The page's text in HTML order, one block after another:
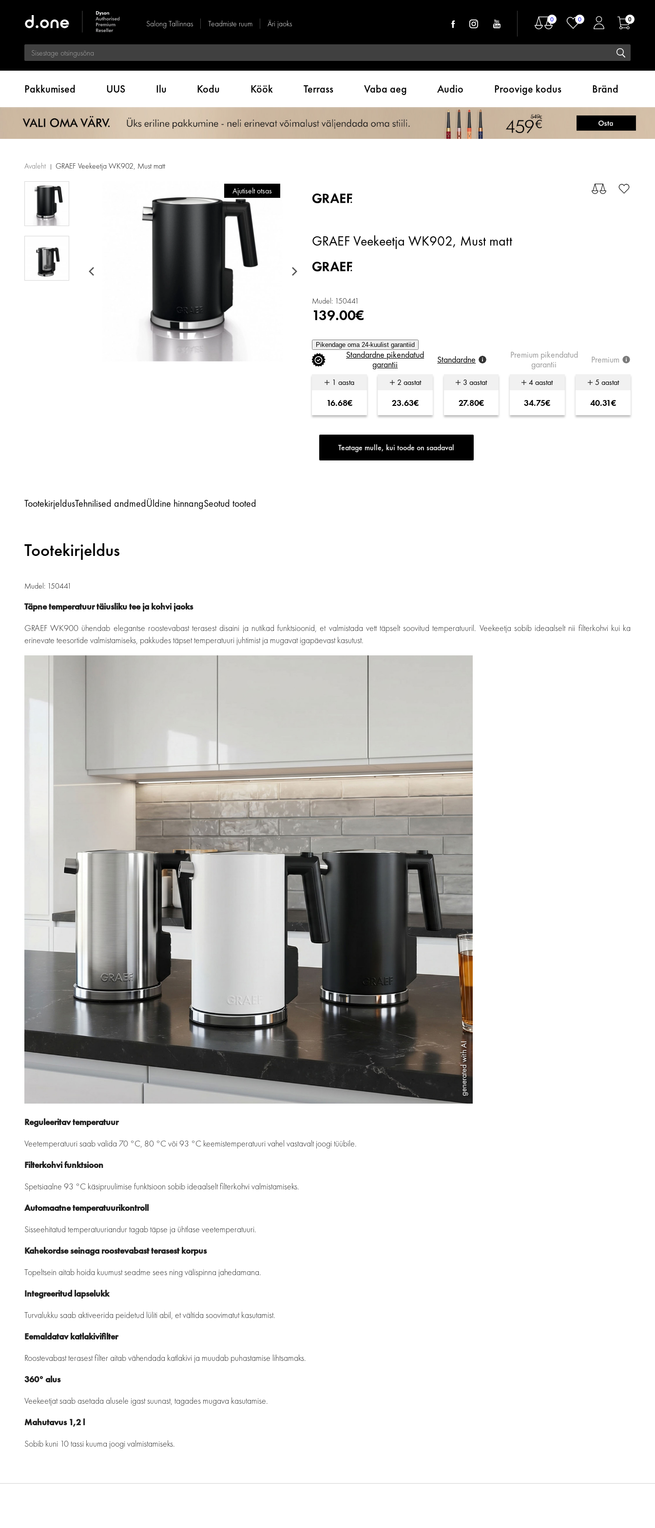
Salong Tallinnas Teadmiste ruum Äri jaoks 0 0 0
Pakkumised UUS Ilu Kodu Köök Terrass Vaba aeg Audio Proovige kodus Bränd
Avaleht GRAEF Veekeetja WK902, Must matt
Ajutiselt otsas
GRAEF Veekeetja WK902, Must matt
Mudel: 150441
139.00€
Pikendage oma 24-kuulist garantiid
Standardne pikendatud
garantii
Standardne Premium pikendatud
garantii
Premium
1 aasta
16.68€
2 aastat
23.63€
3 aastat
27.80€
4 aastat
34.75€
5 aastat
40.31€
Teatage mulle, kui toode on saadaval
TootekirjeldusTehnilised andmedÜldine hinnangSeotud tooted
Tootekirjeldus
Mudel: 150441
Täpne temperatuur täiusliku tee ja kohvi jaoks
GRAEF WK900 ühendab elegantse roostevabast terasest disaini ja nutikad funktsioonid, et valmistada vett täpselt soovitud temperatuuril. Veekeetja sobib ideaalselt nii filterkohvi kui ka
erinevate teesortide valmistamiseks, pakkudes täpset temperatuuri juhtimist ja mugavat igapäevast kasutust.
Reguleeritav temperatuur
Veetemperatuuri saab valida 70 °C, 80 °C või 93 °C keemistemperatuuri vahel vastavalt joogi tüübile.
Filterkohvi funktsioon
Spetsiaalne 93 °C käsipruulimise funktsioon sobib ideaalselt filterkohvi valmistamiseks.
Automaatne temperatuurikontroll
Sisseehitatud temperatuuriandur tagab täpse ja ühtlase veetemperatuuri.
Kahekordse seinaga roostevabast terasest korpus
Topeltsein aitab hoida kuumust seadme sees ning välispinna jahedamana.
Integreeritud lapselukk
Turvalukku saab aktiveerida peidetud lüliti abil, et vältida soovimatut kasutamist.
Eemaldatav katlakivifilter
Roostevabast terasest filter aitab vähendada katlakivi ja muudab puhastamise lihtsamaks.
360° alus
Veekeetjat saab asetada alusele igast suunast, tagades mugava kasutamise.
Mahutavus 1,2 l
Sobib kuni 10 tassi kuuma joogi valmistamiseks.